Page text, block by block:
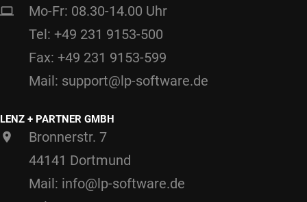
Mo-Fr: 08.30-14.00 Uhr
Tel: +49 231 9153-500
Fax: +49 231 9153-599
Mail: support@lp-software.de
LENZ + PARTNER GMBH
Bronnerstr. 7
44141 Dortmund
Mail: info@lp-software.de